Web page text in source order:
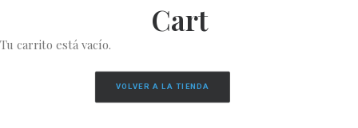
INMUEBLES
BLOG
Cart
Tu carrito está vacío.
VOLVER A LA TIENDA